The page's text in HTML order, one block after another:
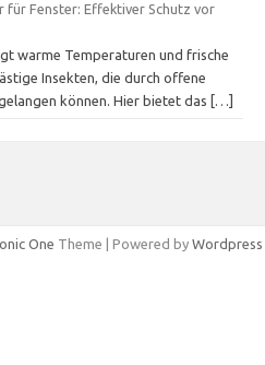
für Fenster: Effektiver Schutz vor
warme Temperaturen und frische
Insekten, die durch offene
können. Hier bietet das
[…]
One Theme | Powered by Wordpress